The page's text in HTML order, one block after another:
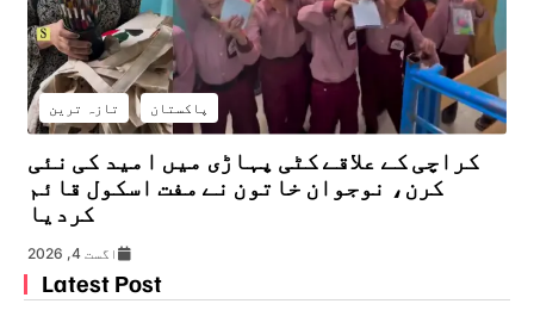
پاکستان تازہ ترین
کراچی کے علاقے کٹی پہاڑی میں امید کی نئی
کرن، نوجوان خاتون نے مفت اسکول قائم
کردیا
اگست 4, 2026
Latest Post